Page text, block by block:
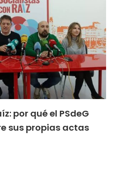
por qué el PSdeG
sus propias actas